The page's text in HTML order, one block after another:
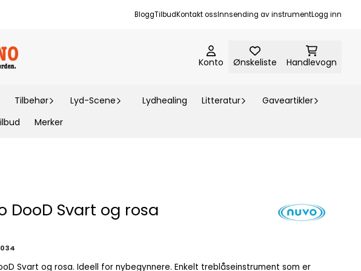
BloggTilbudKontakt ossInnsending av instrumentLogg inn
Konto Ønskeliste Handlevogn
Tilbehør Lyd-Scene Lydhealing Litteratur
Gaveartikler
Merker
DooD Svart og rosa
for nybegynnere. Enkelt treblåseinstrument som er